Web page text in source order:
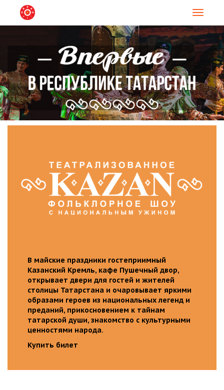
В майские праздники гостеприимный
Казанский Кремль, кафе Пушечный двор,
открывает двери для гостей и жителей
столицы Татарстана и очаровывает яркими
образами героев из национальных легенд и
преданий, прикосновением к тайнам
татарской души, знакомство с культурными
ценностями народа.
Купить билет